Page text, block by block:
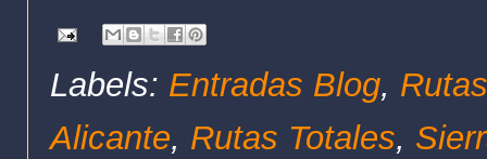
Labels: Entradas Blog,
Alicante, Rutas Totales,